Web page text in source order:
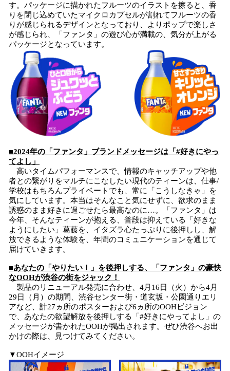
す。パッケージに描かれたフルーツのイラストを擦ると、香
りを閉じ込めていたマイクロカプセルが割れてフルーツの香
りが感じられるデザインとなっており、よりポップで楽しさ
が感じられ、「ファンタ」の遊び心が満載の、気分が上がる
パッケージとなっています。
■2024年の「ファンタ」ブランドメッセージは「#好きにやっ
てよし」
高いタイムパフォーマンスで、情報のキャッチアップや他
者との繋がりをマルチにこなしたい現代のティーンは、仕事/
学校はもちろんプライベートでも、常に「こうしなきゃ」を
気にしています。本当はそんなこと気にせずに、欲求のまま
誘惑のまま好きに過ごせたら最高なのに…。「ファンタ」は
今年、そんなティーンが抱える、普段は抑えている「好きな
ようにしたい」葛藤を、イタズラ心たっぷりに後押しし、解
放できるような体験を、年間のコミュニケーションを通じて
届けていきます。
■あなたの「やりたい！」を後押しする、「ファンタ」の豪快
なOOHが渋谷の街をジャック！
製品のリニューアル発売に合わせ、4月16日（火）から4月
29日（月）の期間、渋谷センター街・道玄坂・公園通りエリ
アなど、計27ヵ所のポスターおよび6ヵ所のOOHビジョン
で、あなたの欲望解放を後押しする「#好きにやってよし」の
メッセージが書かれたOOHが掲出されます。ぜひ渋谷へお出
かけの際は、見つけてみてください。
▼OOHイメージ